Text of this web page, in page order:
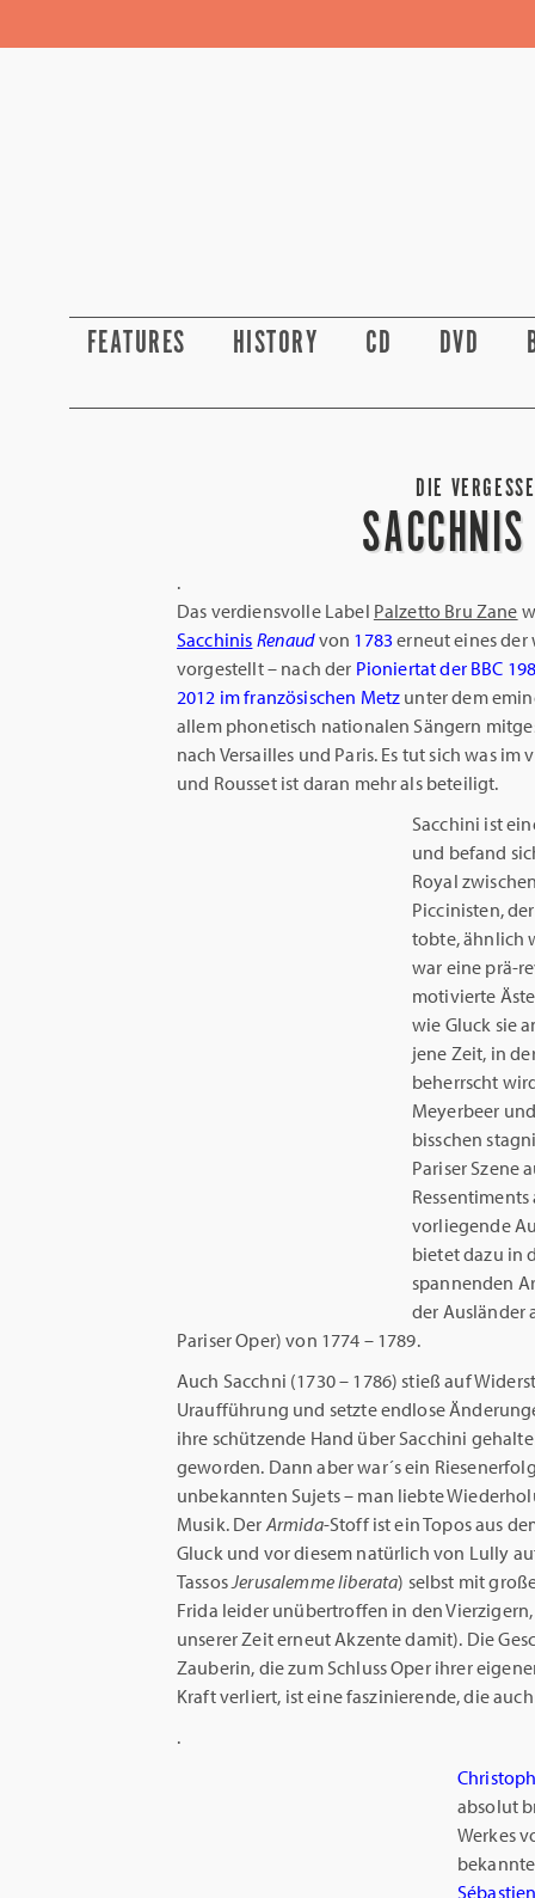
FEATURES HISTORY CD DVD
DIE
.
Das verdiensvolle Label Palzetto Bru Zane
Sacchinis Renaudvon 1783 erneut eines der
vorgestellt – nach der Pioniertat der BBC
2012 im französischen Metz unter dem
allem phonetisch nationalen Sängern
nach Versailles und Paris. Es tut sich was
und Rousset ist daran mehr als beteiligt.
Sacchini ist
und befand
Royal
Piccinisten,
tobte, ähnlich
war eine prä-
motivierte
wie Gluck sie
jene Zeit, in
beherrscht
Meyerbeer
bisschen
Pariser Szene
vorliegende
bietet dazu in
spannenden
der Ausländer
Pariser Oper) von 1774 – 1789.
Auch Sacchni (1730 – 1786) stieß auf
Uraufführung und setzte endlose
ihre schützende Hand über Sacchini
geworden. Dann aber war´s ein
unbekannten Sujets – man liebte
Musik. DerArmida-Stoff ist ein Topos aus
Gluck und vor diesem natürlich von Lully
TassosJerusalemme liberata) selbst mit
Frida leider unübertroffen in den
unserer Zeit erneut Akzente damit). Die
Zauberin, die zum Schluss Oper ihrer
Kraft verliert, ist eine faszinierende, die
.
absolut
Werkes